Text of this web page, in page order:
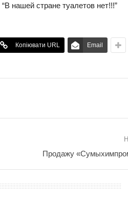
нашей стране туалетов нет!!!”
Копіювати URL Email
Продажу